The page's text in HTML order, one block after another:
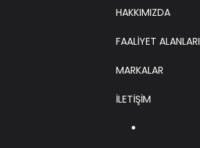
HAKKIMIZDA
FAALİYET ALANLARI
MARKALAR
İLETİŞİM